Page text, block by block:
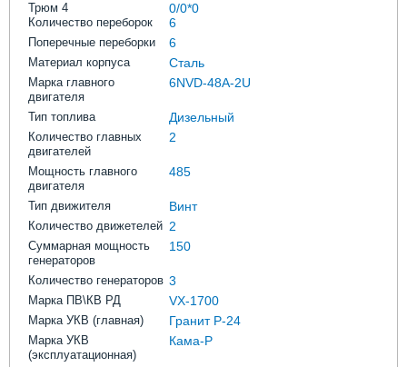
Трюм 4 0/0*0
Количество переборок 6
Поперечные переборки 6
Материал корпуса Сталь
Марка главного
двигателя
6NVD-48A-2U
Тип топлива Дизельный
Количество главных
двигателей
2
Мощность главного
двигателя
485
Тип движителя Винт
Количество движетелей 2
Суммарная мощность
генераторов
150
Количество генераторов 3
Марка ПВ\КВ РД VX-1700
Марка УКВ (главная) Гранит Р-24
Марка УКВ
(эксплуатационная)
Кама-Р